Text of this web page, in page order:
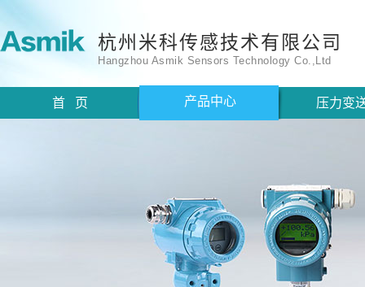
杭州米科传感技术有限公司
Hangzhou Asmik Sensors Technology Co.,Ltd
首 页 产品中心 压力变